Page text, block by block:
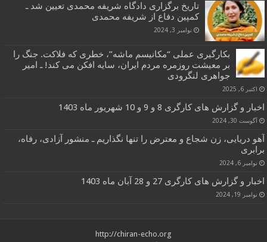
تاریخ برگزاری دادگاه شریفه محمدی تعیین شد ـ
کمپین دفاع از شریفه محمدی
نوامبر 3, 2024
بکارگیری عملی “مکانیسم ماشه”، خطری که فلاکت. جنگ را
بر معیشت روزمره مردم ایران، سایه افکن می کند! ـ امیر
جواهری لنگرودی
اکتبر 6, 2025
اخبار و گزارش های کارگری 8 و 9 و 10 شهریور ماه 1403
آگوست 30, 2024
آهو دریایی، زن شجاع و معترض را تنها نگذاریم ـ منشور آزادی، رفاه،
برابری
نوامبر 6, 2024
اخبار و گزارش های کارگری 27 و 28 آبان ماه 1403
نوامبر 19, 2024
http://chiran-echo.org